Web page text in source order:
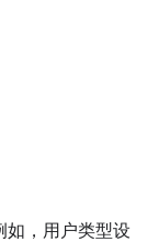
如，用户类型设